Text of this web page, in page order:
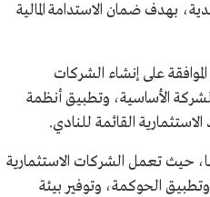
تتبع للأندية، بهدف ضمان الاستدامة المالية
على إنشاء الشركات
الأساسية، وتطبيق أنظمة
القائمة للنادي.
حيث تعمل الشركات الاستثمارية
وتطبيق الحوكمة، وتوفير بيئة